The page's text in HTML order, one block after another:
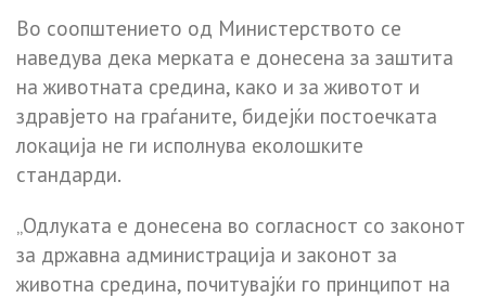
Во соопштението од Министерството се
наведува дека мерката е донесена за заштита
на животната средина, како и за животот и
здравјето на граѓаните, бидејќи постоечката
локација не ги исполнува еколошките
стандарди.
„Одлуката е донесена во согласност со законот
за државна администрација и законот за
животна средина, почитувајќи го принципот на